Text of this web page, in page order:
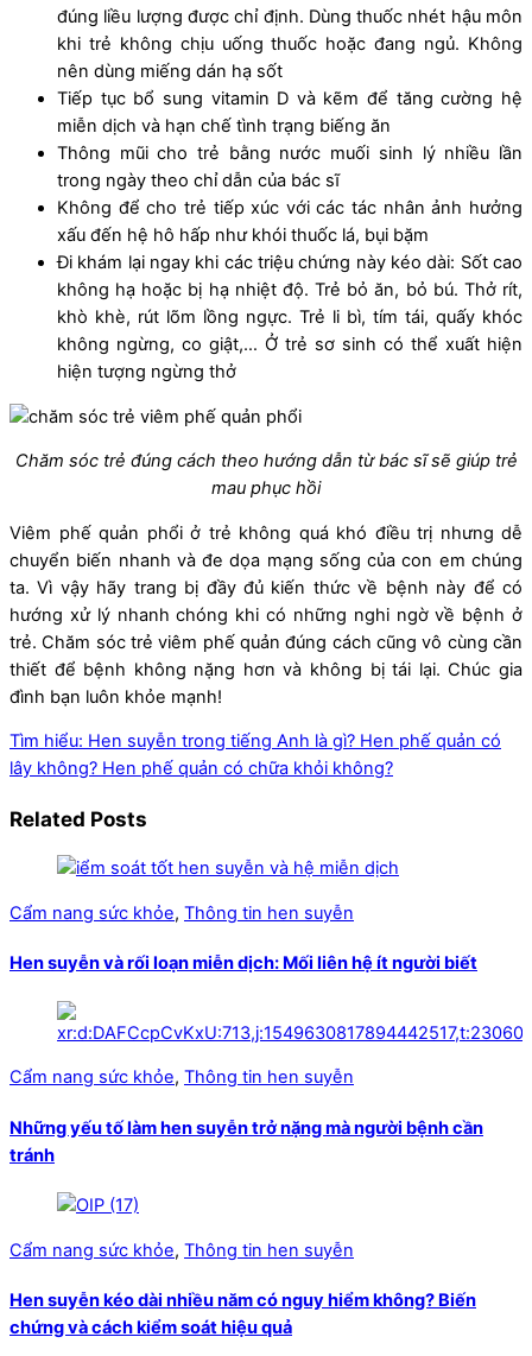
đúng liều lượng được chỉ định. Dùng thuốc nhét hậu môn
khi trẻ không chịu uống thuốc hoặc đang ngủ. Không
nên dùng miếng dán hạ sốt
Tiếp tục bổ sung vitamin D và kẽm để tăng cường hệ
miễn dịch và hạn chế tình trạng biếng ăn
Thông mũi cho trẻ bằng nước muối sinh lý nhiều lần
trong ngày theo chỉ dẫn của bác sĩ
Không để cho trẻ tiếp xúc với các tác nhân ảnh hưởng
xấu đến hệ hô hấp như khói thuốc lá, bụi bặm
Đi khám lại ngay khi các triệu chứng này kéo dài: Sốt cao
không hạ hoặc bị hạ nhiệt độ. Trẻ bỏ ăn, bỏ bú. Thở rít,
khò khè, rút lõm lồng ngực. Trẻ li bì, tím tái, quấy khóc
không ngừng, co giật,… Ở trẻ sơ sinh có thể xuất hiện
hiện tượng ngừng thở
Chăm sóc trẻ đúng cách theo hướng dẫn từ bác sĩ sẽ giúp trẻ
mau phục hồi
Viêm phế quản phổi ở trẻ không quá khó điều trị nhưng dễ
chuyển biến nhanh và đe dọa mạng sống của con em chúng
ta. Vì vậy hãy trang bị đầy đủ kiến thức về bệnh này để có
hướng xử lý nhanh chóng khi có những nghi ngờ về bệnh ở
trẻ. Chăm sóc trẻ viêm phế quản đúng cách cũng vô cùng cần
thiết để bệnh không nặng hơn và không bị tái lại. Chúc gia
đình bạn luôn khỏe mạnh!
Tìm hiểu: Hen suyễn trong tiếng Anh là gì? Hen phế quản có
lây không? Hen phế quản có chữa khỏi không?
Related Posts
Cẩm nang sức khỏe, Thông tin hen suyễn
Hen suyễn và rối loạn miễn dịch: Mối liên hệ ít người biết
Cẩm nang sức khỏe, Thông tin hen suyễn
Những yếu tố làm hen suyễn trở nặng mà người bệnh cần
tránh
Cẩm nang sức khỏe, Thông tin hen suyễn
Hen suyễn kéo dài nhiều năm có nguy hiểm không? Biến
chứng và cách kiểm soát hiệu quả